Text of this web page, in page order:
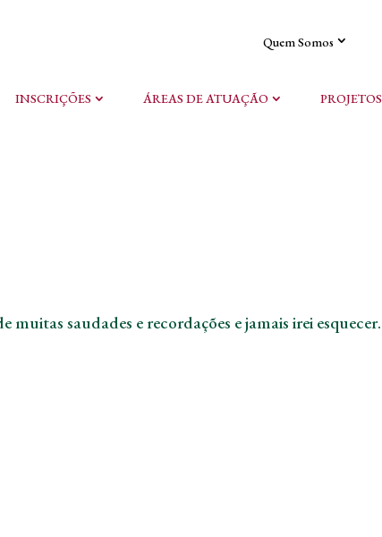
Quem Somos
INSCRIÇÕES ÁREAS DE ATUAÇÃO PROJETOS
saudades e recordações e jamais irei esquecer.